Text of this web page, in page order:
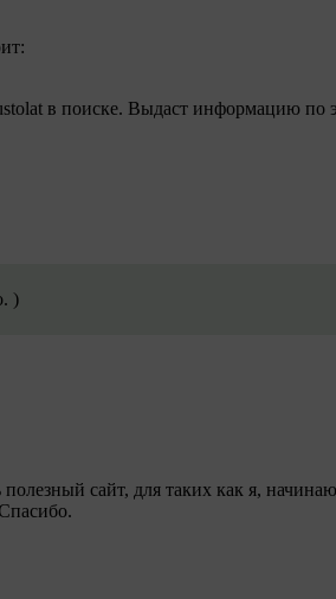
в поиске. Выдаст информацию
)
сайт, для таких как я,